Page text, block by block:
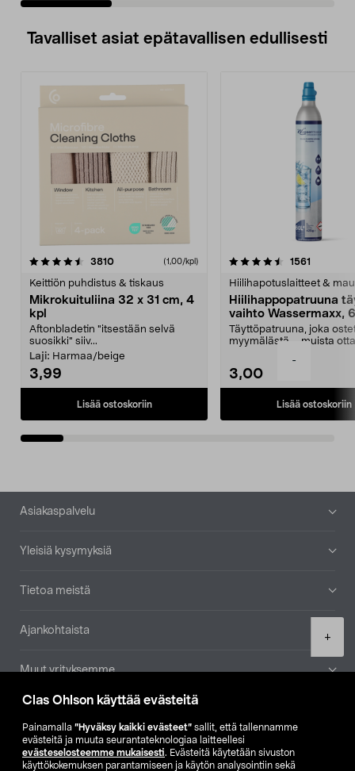
Clas Ohlson käyttää evästeitä
Painamalla ”Hyväksy kaikki evästeet” sallit, että tallennamme
evästeitä ja muuta seurantateknologiaa laitteellesi
evästeselosteemme mukaisesti. Evästeitä käytetään sivuston
käyttökokemuksen parantamiseen ja käytön analysointiin sekä
-
+
Tavalliset asiat epätavallisen edullisesti
3810arvostelut (1,00/kpl)
Keittiön puhdistus & tiskaus
Mikrokuituliina 32 x 31 cm, 4
kpl
Aftonbladetin "itsestään selvä
suosikki" siiv...
Laji: Harmaa/beige
3,99
Lisää ostoskoriin
4.5viidestä
1561
Hiilihapotuslaitteet &
Hiilihappopatruuna
vaihto Wassermaxx,
Täyttöpatruuna, joka
myymälästä – muista
3,00
Lisää ostoskoriin
4.5viidestä
Alatunniste
Asiakaspalvelu
Yleisiä kysymyksiä
Tietoa meistä
Ajankohtaista
Muut yrityksemme
Etsi myymälä
SE NO FI